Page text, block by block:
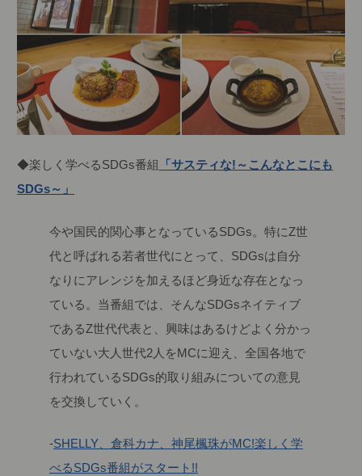
◆楽しく学べるSDGs番組
「サスティな!～こんなとこにも
SDGs～」
今や国民的関心事となっているSDGs。特にZ世
代と呼ばれる若者世代にとって、SDGsは自分
なりにアレンジを加えるほど身近な存在となっ
ている。当番組では、そんなSDGsネイティブ
であるZ世代代表と、興味はあるけどよく分かっ
ていない大人世代2人をMCに迎え、全国各地で
行われているSDGs的取り組みについての意見
を交換していく。
-SHELLY、倉科カナ、神尾楓珠がMC!楽しく学
べるSDGs番組がスタート!!